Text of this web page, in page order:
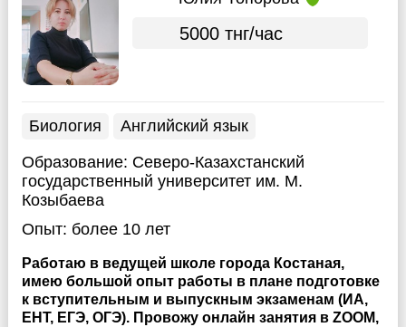
5000 тнг/час
Биология
Английский язык
Образование: Северо-Казахстанский
государственный университет им. М.
Козыбаева
Опыт: более 10 лет
Работаю в ведущей школе города Костаная,
имею большой опыт работы в плане подготовке
к вступительным и выпускным экзаменам (ИА,
ЕНТ, ЕГЭ, ОГЭ). Провожу онлайн занятия в ZOOM,